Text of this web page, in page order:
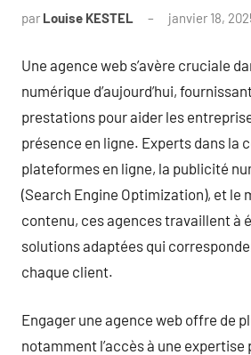
par Louise KESTEL janvier 18,
Une agence web s’avère cruciale
numérique d’aujourd’hui,
prestations pour aider les
présence en ligne. Experts dans la
plateformes en ligne, la publicité
(Search Engine Optimization), et le
contenu, ces agences travaillent à
solutions adaptées qui
chaque client.
Engager une agence web offre de
notamment l’accès à une